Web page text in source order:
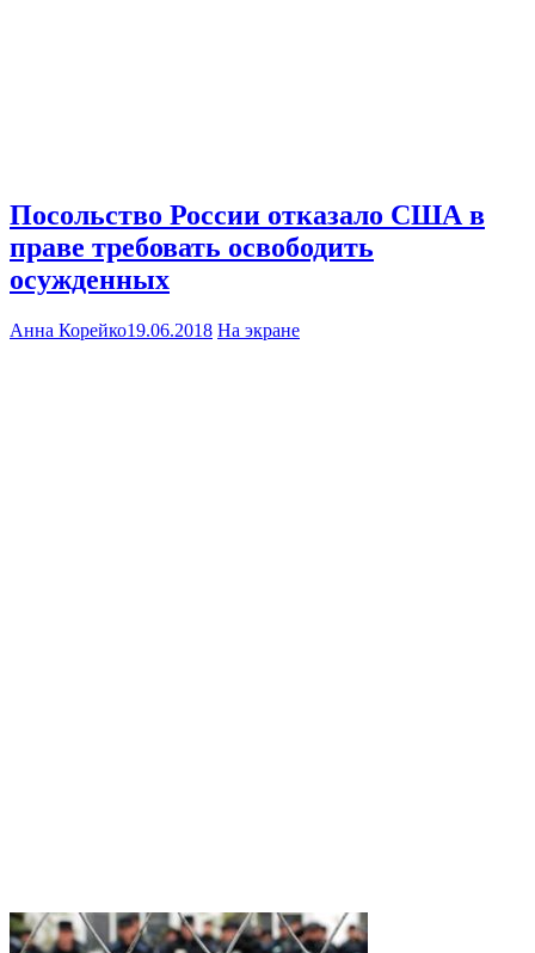
Посольство России отказало США в
праве требовать освободить
осужденных
Анна Корейко19.06.2018 На экране